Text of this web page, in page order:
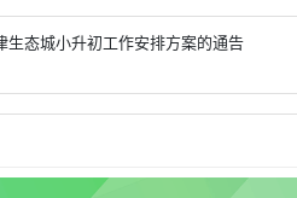
生态城小升初工作安排方案的通告